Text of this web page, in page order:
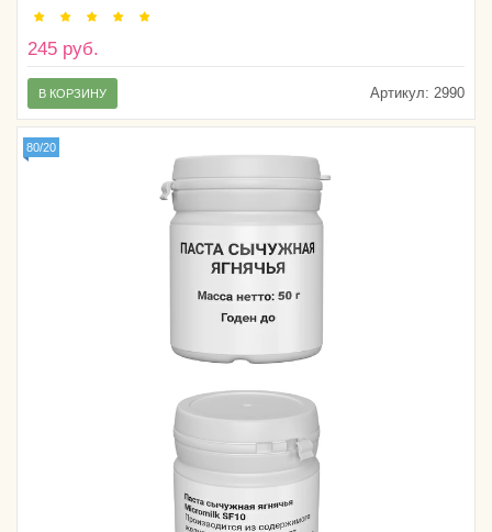
245 руб.
Артикул: 2990
В КОРЗИНУ
80/20